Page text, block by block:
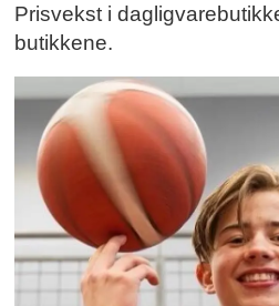
Prisvekst i
butikkene.